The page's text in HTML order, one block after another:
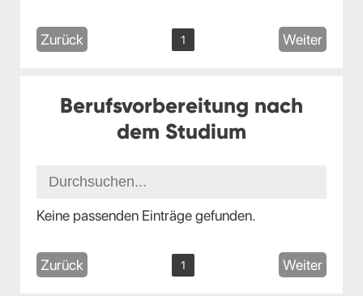
Zurück 1 Weiter
Berufsvorbereitung nach
dem Studium
Keine passenden Einträge gefunden.
Zurück 1 Weiter